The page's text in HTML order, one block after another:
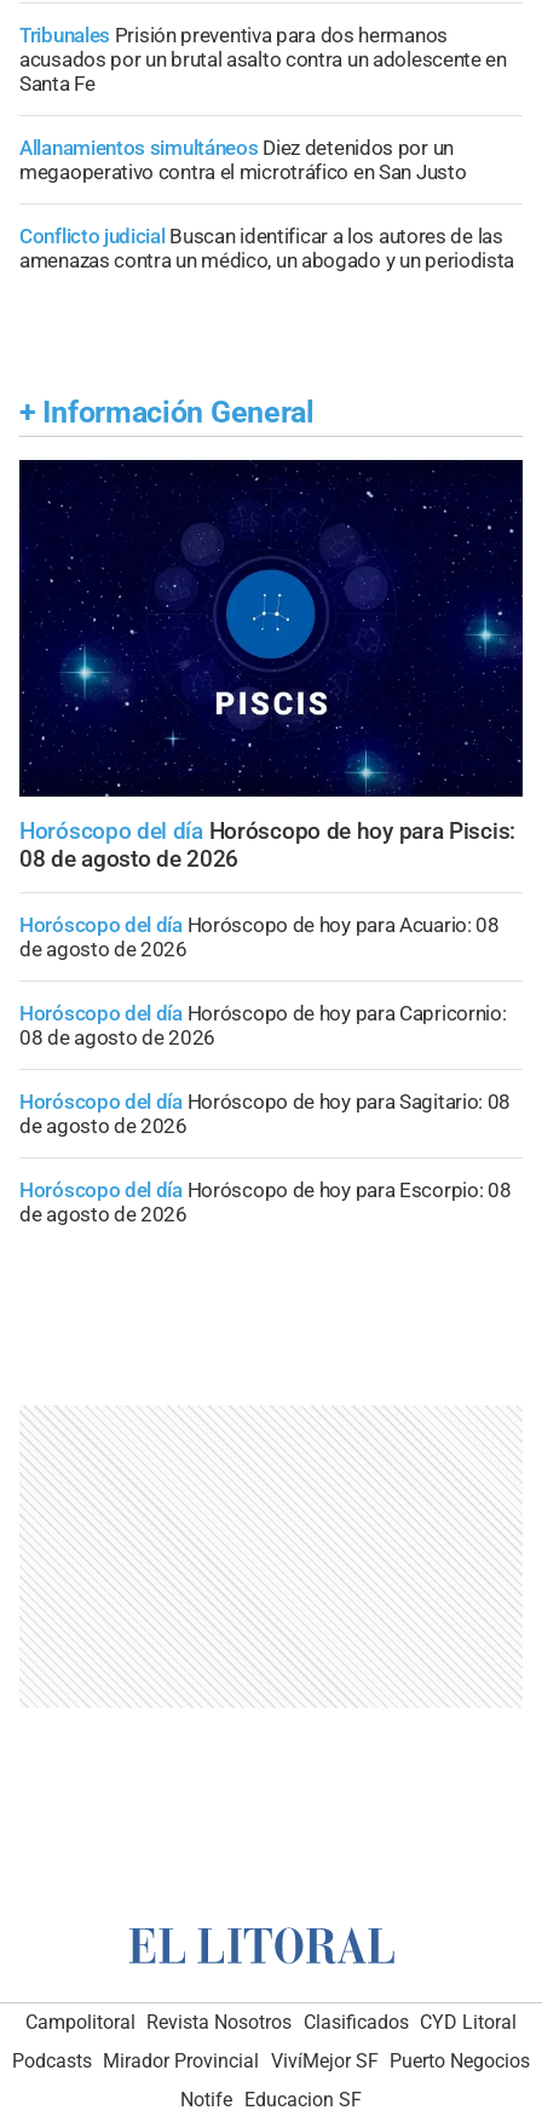
Tribunales Prisión preventiva para dos hermanos
acusados por un brutal asalto contra un adolescente en
Santa Fe
Allanamientos simultáneos Diez detenidos por un
megaoperativo contra el microtráfico en San Justo
Conflicto judicial Buscan identificar a los autores de las
amenazas contra un médico, un abogado y un periodista
+ Información General
Horóscopo del día Horóscopo de hoy para Piscis:
08 de agosto de 2026
Horóscopo del día Horóscopo de hoy para Acuario: 08
de agosto de 2026
Horóscopo del día Horóscopo de hoy para Capricornio:
08 de agosto de 2026
Horóscopo del día Horóscopo de hoy para Sagitario: 08
de agosto de 2026
Horóscopo del día Horóscopo de hoy para Escorpio: 08
de agosto de 2026
Campolitoral Revista Nosotros Clasificados CYD Litoral
Podcasts Mirador Provincial VivíMejor SF Puerto Negocios
Notife Educacion SF